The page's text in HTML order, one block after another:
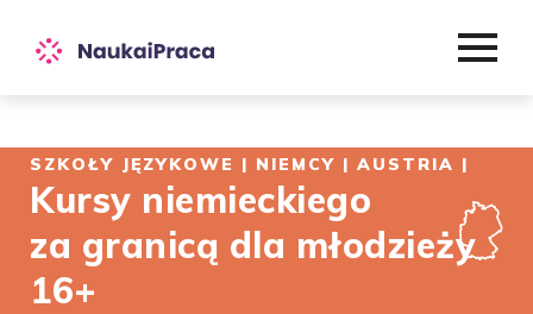
SZKOŁY JĘZYKOWE | NIEMCY | AUSTRIA |
Kursy niemieckiego
za granicą dla młodzieży
16+